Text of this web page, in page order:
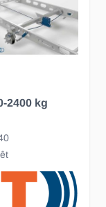
2400 kg